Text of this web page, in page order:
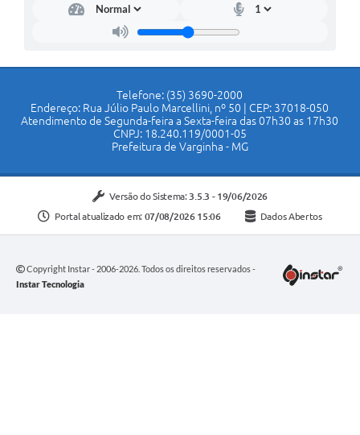
Telefone: (35) 3690-2000
Endereço: Rua Júlio Paulo Marcellini, nº 50 | CEP: 37018-050
Atendimento de Segunda-feira a Sexta-feira das 07h30 as 17h30
CNPJ: 18.240.119/0001-05
Prefeitura de Varginha - MG
Versão do Sistema: 3.5.3 - 19/06/2026
Portal atualizado em: 07/08/2026 15:06 Dados Abertos
Copyright Instar - 2006-2026. Todos os direitos reservados -
Instar Tecnologia